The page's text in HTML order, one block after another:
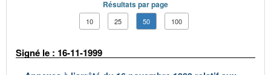
Résultats par page
10 25 50 100
Signé le : 16-11-1999